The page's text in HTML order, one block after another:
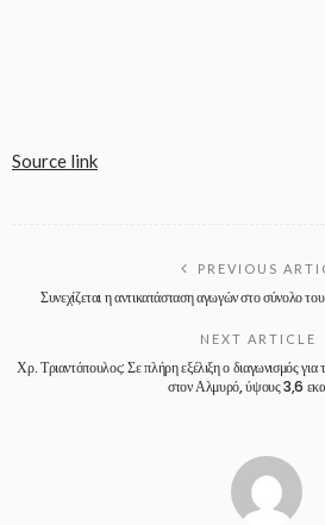
Source link
PREVIOUS
Συνεχίζεται η αντικατάσταση αγωγών στο σύνολο
NEXT ARTICLE
Χρ. Τριαντόπουλος: Σε πλήρη εξέλιξη ο διαγωνισμός για
στον Αλμυρό, ύψους 3,6